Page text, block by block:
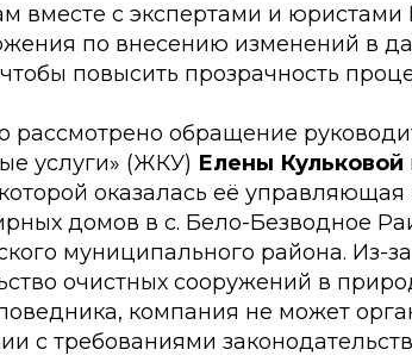
вместе с экспертами и
по внесению изменений в
повысить прозрачность
рассмотрено обращение
услуги» (ЖКУ) Елены Кульковой
оказалась её
домов в с. Бело-Безводное
муниципального района. Из-
очистных сооружений в
компания не может
с требованиями